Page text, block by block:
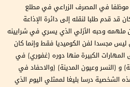
في المصرف الزراعي في مطلع
قد قدم طلبا لنقله إلى دائرة الإذاعة
ملهمه وحبه الأزلي الذي يسري في شرايينه
مجسدا لفن الكوميديا فقط وإنما كان
المهارات الكبيرة منها دوره (غفوري) في
و (النسر وعيون المدينة) (والاحفاد في
الشخصية درسا بليغا لممثلي اليوم الذي